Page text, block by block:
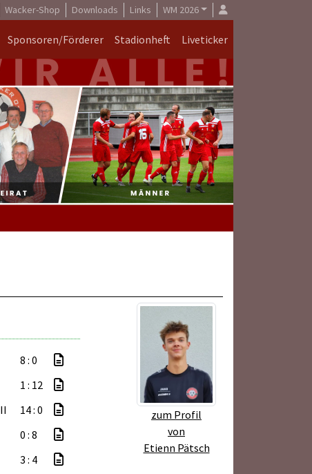
Wacker-Shop Downloads Links WM 2026
Sponsoren/Förderer Stadionheft Liveticker
zum Profil
von
Etienn Pätsch
8 : 0
1 : 12
14 : 0
0 : 8
3 : 4